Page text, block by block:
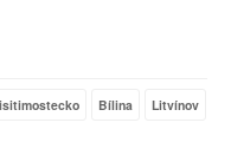
Bílina Litvínov